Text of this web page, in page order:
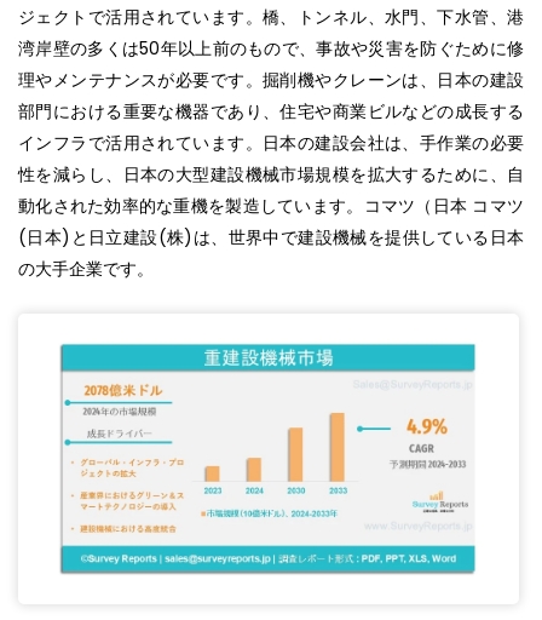
ジェクトで活用されています。橋、トンネル、水門、下水管、港
湾岸壁の多くは50年以上前のもので、事故や災害を防ぐために修
理やメンテナンスが必要です。掘削機やクレーンは、日本の建設
部門における重要な機器であり、住宅や商業ビルなどの成長する
インフラで活用されています。日本の建設会社は、手作業の必要
性を減らし、日本の大型建設機械市場規模を拡大するために、自
動化された効率的な重機を製造しています。コマツ（日本 コマツ
(日本)と日立建設(株)は、世界中で建設機械を提供している日本
の大手企業です。